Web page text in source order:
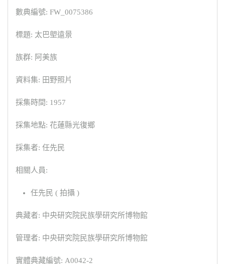
數典編號: FW_0075386
標題: 太巴塱遠景
族群: 阿美族
資料集: 田野照片
採集時間: 1957
採集地點: 花蓮縣光復鄉
採集者: 任先民
相關人員:
任先民 ( 拍攝 )
典藏者: 中央研究院民族學研究所博物館
管理者: 中央研究院民族學研究所博物館
實體典藏編號: A0042-2